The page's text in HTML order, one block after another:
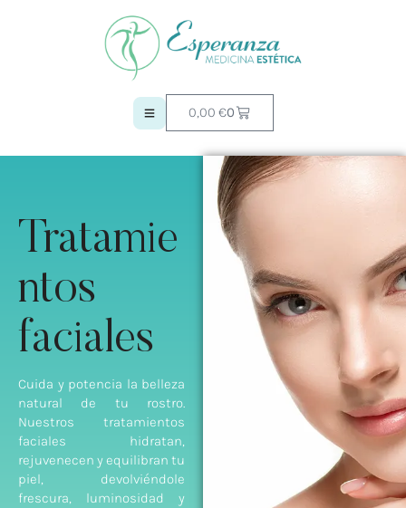
0,00 €0
Tratamie
ntos
faciales
Cuida y potencia la belleza
natural de tu rostro.
Nuestros tratamientos
faciales hidratan,
rejuvenecen y equilibran tu
piel, devolviéndole
frescura, luminosidad y